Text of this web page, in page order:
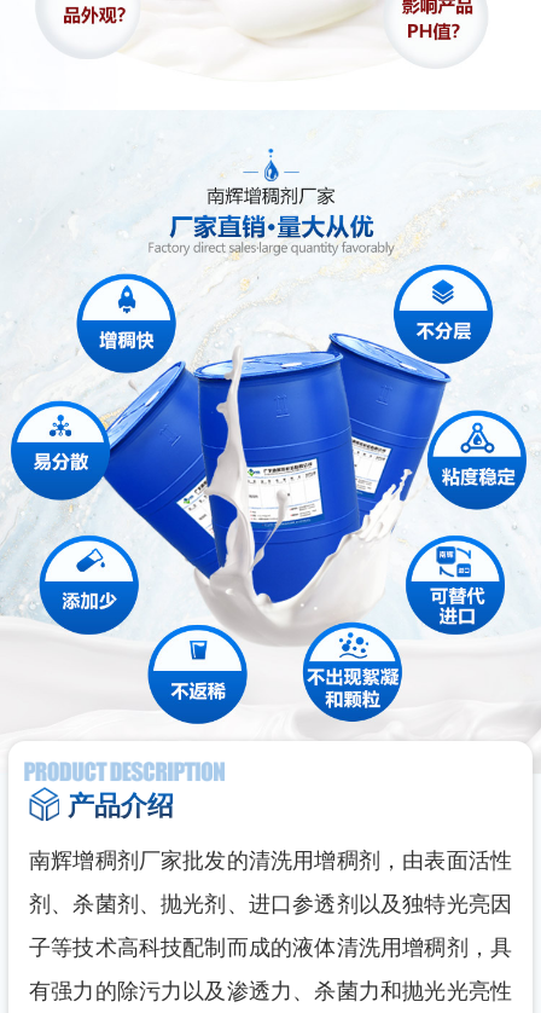
产品介绍
南辉增稠剂厂家批发的清洗用增稠剂，由表面活性
剂、杀菌剂、抛光剂、进口参透剂以及独特光亮因
子等技术高科技配制而成的液体清洗用增稠剂，具
有强力的除污力以及渗透力、杀菌力和抛光光亮性